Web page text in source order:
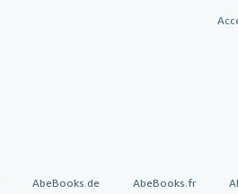
AbeBooks.de AbeBooks.fr